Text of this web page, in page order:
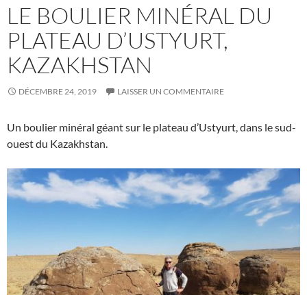
LE BOULIER MINÉRAL DU
PLATEAU D’USTYURT,
KAZAKHSTAN
DÉCEMBRE 24, 2019 LAISSER UN COMMENTAIRE
Un boulier minéral géant sur le plateau d’Ustyurt, dans le sud-
ouest du Kazakhstan.